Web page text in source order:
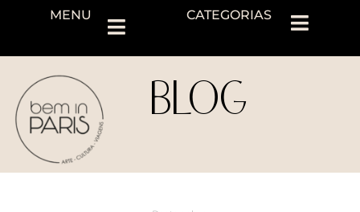
MENU CATEGORIAS
BLOG